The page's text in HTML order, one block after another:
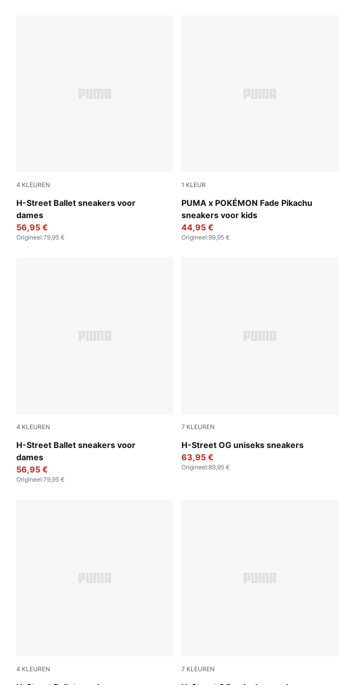
4 KLEUREN
H-Street Ballet sneakers voor
dames
Warm White-PUMA Silver
56,95 €
Origineel:79,95 €
1 KLEUR
PUMA x POKÉMON Fade Pikachu
sneakers voor kids
Energizing Yellow-PUMA Black
44,95 €
Origineel:99,95 €
4 KLEUREN
H-Street Ballet sneakers voor
dames
PUMA Black-PUMA Silver
56,95 €
Origineel:79,95 €
7 KLEUREN
H-Street OG uniseks sneakers
Frosted Ivory-PUMA Silver
63,95 €
Origineel:89,95 €
4 KLEUREN 7 KLEUREN